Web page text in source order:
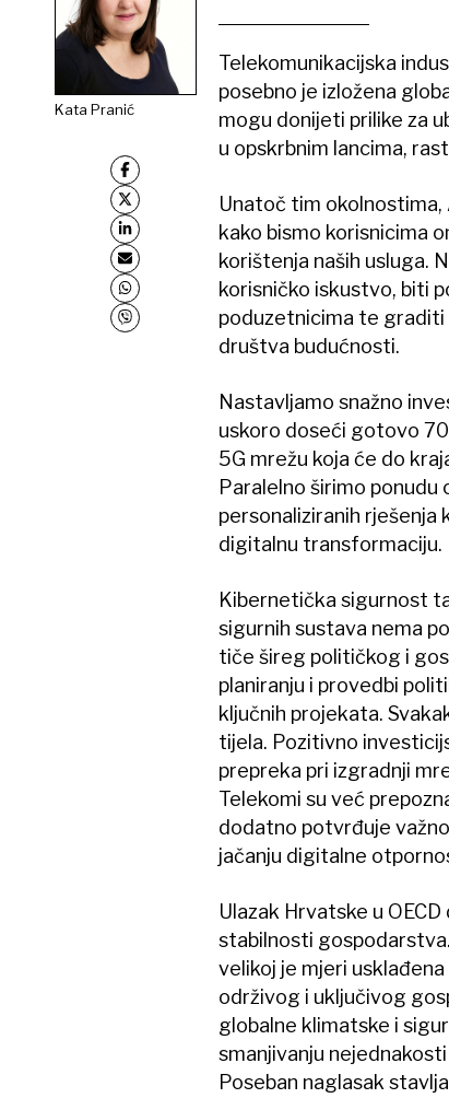
Kata Pranić
Telekomunikacijska
posebno je izložena
mogu donijeti prilike za
u opskrbnim lancima,
Unatoč tim
kako bismo korisnicima
korištenja naših usluga.
korisničko iskustvo, biti
poduzetnicima te
društva budućnosti.
Nastavljamo snažno
uskoro doseći gotovo
5G mrežu koja će do
Paralelno širimo
personaliziranih rješenja
digitalnu transformaciju.
Kibernetička sigurnost
sigurnih sustava nema
tiče šireg političkog i
planiranju i provedbi
ključnih projekata.
tijela. Pozitivno
prepreka pri izgradnji
Telekomi su već
dodatno potvrđuje
jačanju digitalne
Ulazak Hrvatske u
stabilnosti
velikoj je mjeri
održivog i uključivog
globalne klimatske i
smanjivanju
Poseban naglasak